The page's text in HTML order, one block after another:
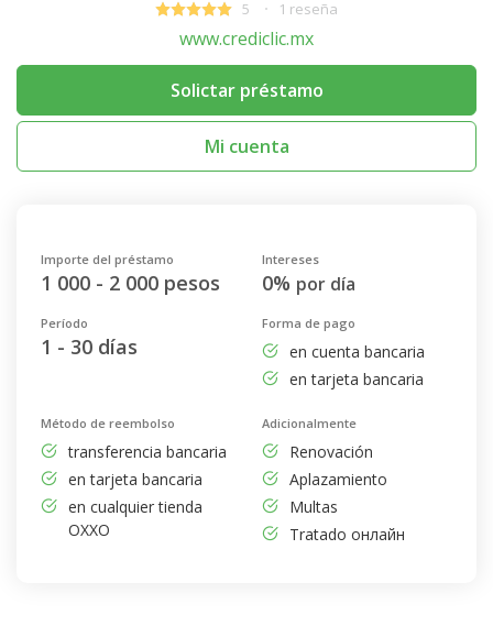
5 1 reseña
www.crediclic.mx
Solictar préstamo
Mi cuenta
Importe del préstamo
1 000 - 2 000 pesos
Intereses
0% por día
Período
1 - 30 días
Forma de pago
en cuenta bancaria
en tarjeta bancaria
Método de reembolso
transferencia bancaria
en tarjeta bancaria
en cualquier tienda
OXXO
Adicionalmente
Renovación
Aplazamiento
Multas
Tratado онлайн